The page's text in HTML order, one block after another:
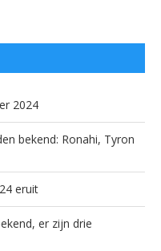
2024
bekend: Ronahi, Tyron
eruit
er zijn drie